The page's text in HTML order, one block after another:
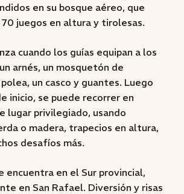
en su bosque aéreo, que
juegos en altura y tirolesas.
cuando los guías equipan a los
arnés, un mosquetón de
un casco y guantes. Luego
inicio, se puede recorrer en
lugar privilegiado, usando
o madera, trapecios en altura,
desafíos más.
encuentra en el Sur provincial,
en San Rafael. Diversión y risas